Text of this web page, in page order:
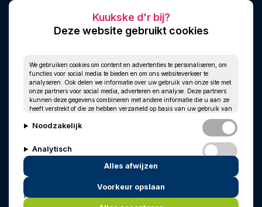
© 2010 - 2026PrivacyCookies
Deze website gebruikt cookies
We gebruiken cookies om content en advertenties te personaliseren, om
functies voor social media te bieden en om ons websiteverkeer te
analyseren. Ook delen we informatie over uw gebruik van onze site met
onze partners voor social media, adverteren en analyse. Deze partners
kunnen deze gegevens combineren met andere informatie die u aan ze
heeft verstrekt of die ze hebben verzameld op basis van uw gebruik van
Noodzakelijk
Analytisch
Marketing
Alles afwijzen
Voorkeur opslaan